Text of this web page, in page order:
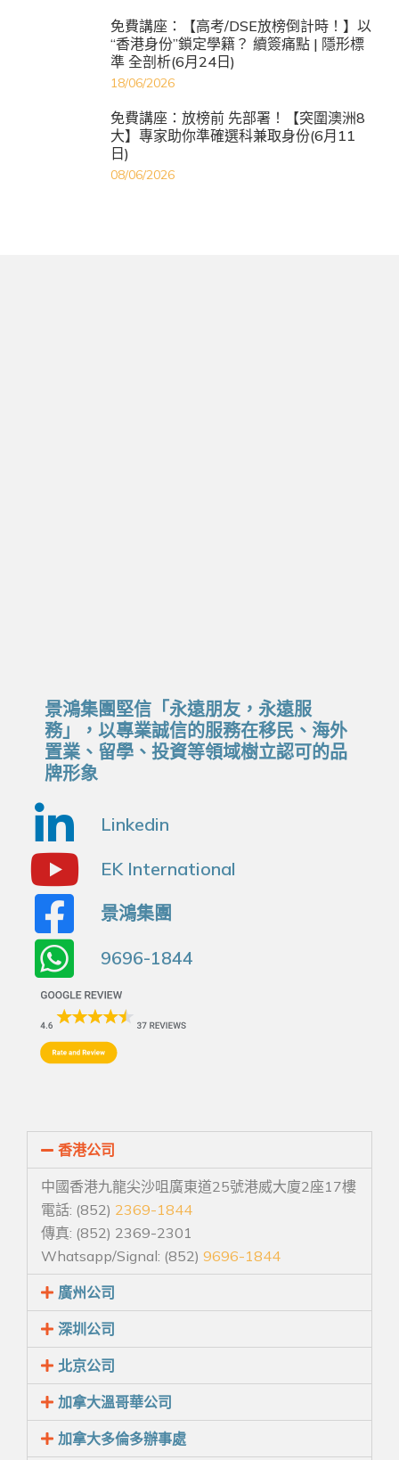
免費講座：【高考/DSE放榜倒計時！】以
“香港身份”鎖定學籍？ 續簽痛點 | 隱形標
準 全剖析(6月24日)
18/06/2026
免費講座：放榜前 先部署！【突圍澳洲8
大】專家助你準確選科兼取身份(6月11
日)
08/06/2026
景鴻集團堅信「永遠朋友，永遠服
務」，以專業誠信的服務在移民、海外
置業、留學、投資等領域樹立認可的品
牌形象
Linkedin
EK International
景鴻集團
9696-1844
香港公司
中國香港九龍尖沙咀廣東道25號港威大廈2座17樓
電話: (852) 2369-1844
傳真: (852) 2369-2301
Whatsapp/Signal: (852) 9696-1844
廣州公司
深圳公司
北京公司
加拿大溫哥華公司
加拿大多倫多辦事處